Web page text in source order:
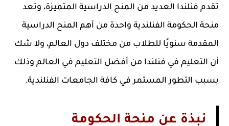
تقدم فنلندا العديد من المنح الدراسية المتميزة، وتعد
منحة الحكومة الفنلندية واحدة من أهم المنح الدراسية
المقدمة سنويًا للطلاب من مختلف دول العالم، ولا شك
أن التعليم في فنلندا من أفضل التعليم في العالم وذلك
بسبب التطور المستمر في كافة الجامعات الفنلندية.
نبذة عن منحة الحكومة